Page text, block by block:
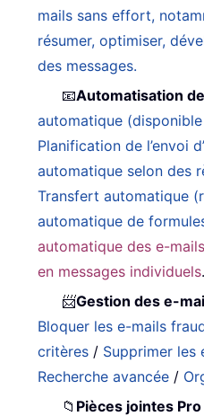
mails sans effort,
résumer, optimiser,
des messages.
📧Automatisation
automatique
Planification de l’envoi
automatique selon des
Transfert automatique
automatique de
automatique des e-
en messages individuels
📨Gestion des e-
Bloquer les e-mails
critères / Supprimer les
Recherche avancée /
📁 Pièces jointes Pro